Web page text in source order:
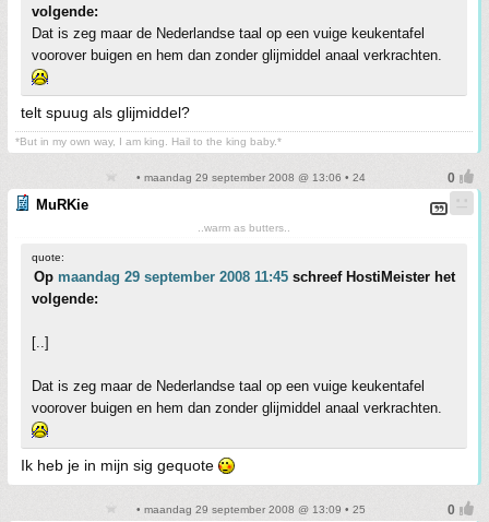
volgende:
Dat is zeg maar de Nederlandse taal op een vuige keukentafel
voorover buigen en hem dan zonder glijmiddel anaal verkrachten.
telt spuug als glijmiddel?
*But in my own way, I am king. Hail to the king baby.*
• maandag 29 september 2008 @ 13:06 • 24
MuRKie
..warm as butters..
quote:
Op maandag 29 september 2008 11:45 schreef HostiMeister het
volgende:
[..]
Dat is zeg maar de Nederlandse taal op een vuige keukentafel
voorover buigen en hem dan zonder glijmiddel anaal verkrachten.
Ik heb je in mijn sig gequote
• maandag 29 september 2008 @ 13:09 • 25